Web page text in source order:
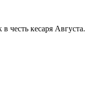
честь кесаря Августа.